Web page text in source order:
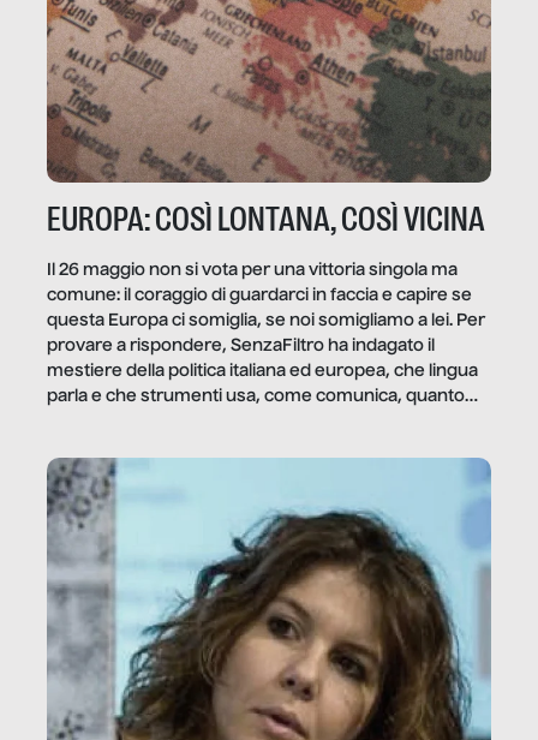
EUROPA: COSÌ LONTANA, COSÌ VICINA
Il 26 maggio non si vota per una vittoria singola ma
comune: il coraggio di guardarci in faccia e capire se
questa Europa ci somiglia, se noi somigliamo a lei. Per
provare a rispondere, SenzaFiltro ha indagato il
mestiere della politica italiana ed europea, che lingua
parla e che strumenti usa, come comunica, quanto